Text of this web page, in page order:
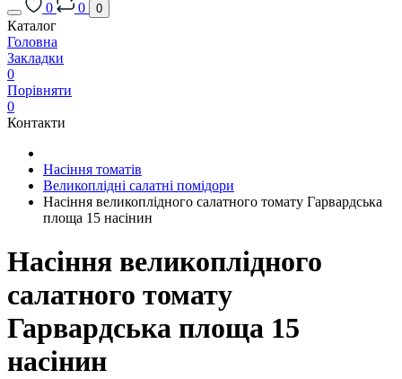
0
0 0
Каталог
Головна
Закладки
0
Порівняти
0
Контакти
Насіння томатів
Великоплідні салатні помідори
Насіння великоплідного салатного томату Гарвардська
площа 15 насінин
Насіння великоплідного
салатного томату
Гарвардська площа 15
насінин